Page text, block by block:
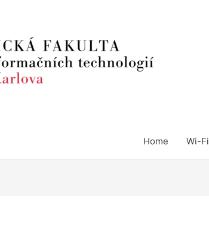
Home Wi-Fi